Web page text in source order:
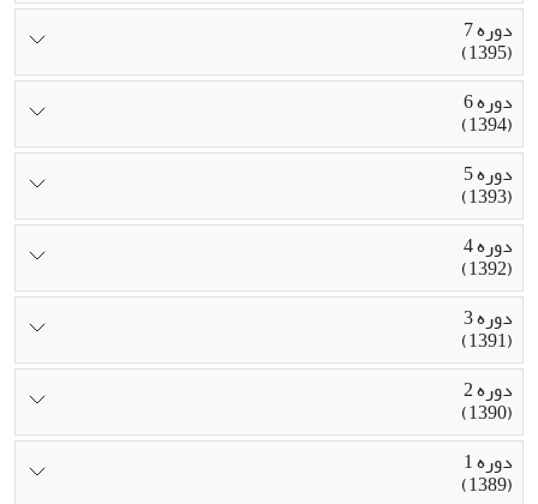
دوره 7
(1395)
دوره 6
(1394)
دوره 5
(1393)
دوره 4
(1392)
دوره 3
(1391)
دوره 2
(1390)
دوره 1
(1389)